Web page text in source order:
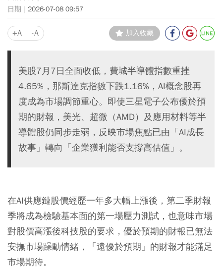
2026-07-08 09:57
+A -A 加入收藏
美股7月7日全面收低，費城半導體指數重挫
4.65%，那斯達克指數下跌1.16%，AI概念股再
度成為市場調節重心。即使三星電子公布優於預
期的財報，美光、超微（AMD）及應用材料等半
導體股仍同步走弱，反映市場焦點已由「AI成長
故事」轉向「企業獲利能否支撐高估值」。
在AI供應鏈股價經歷一年多大幅上漲後，第二季財報
季將成為檢驗基本面的第一場壓力測試，也意味市場
對股價高漲後科技股的要求，優於預期的財報已無法
安撫市場躁動情緒，「遠優於預期」的財報才能滿足
市場期待。